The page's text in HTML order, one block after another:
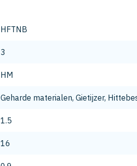
HFTNB
3
HM
Geharde materialen, Gietijzer,
1.5
16